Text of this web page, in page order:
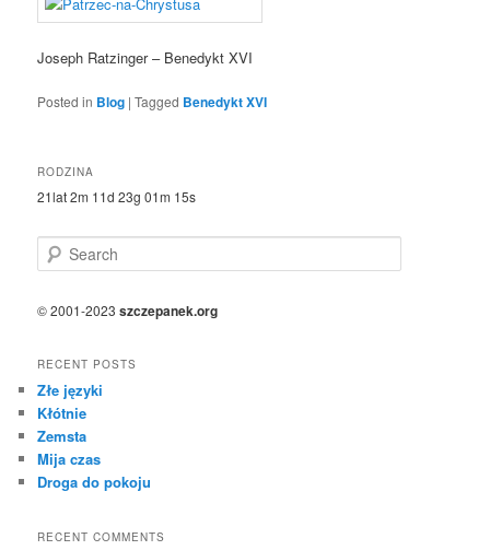
Joseph Ratzinger – Benedykt XVI
Posted in Blog |Tagged Benedykt XVI
RODZINA
21lat 2m 11d 23g 01m 15s
e
r© 2001-2023szczepanek.org
RECENT POSTS
Złe języki
Kłótnie
Zemsta
Mija czas
Droga do pokoju
RECENT COMMENTS